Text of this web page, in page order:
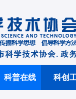
科普在线 科创